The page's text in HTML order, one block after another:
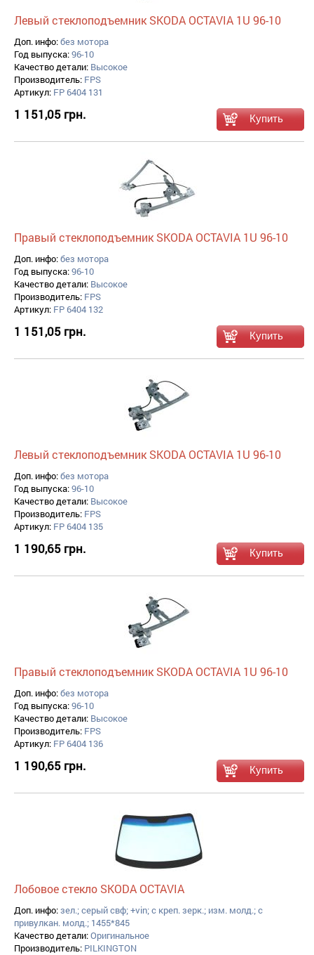
Левый стеклоподъемник SKODA OCTAVIA 1U 96-10
Доп. инфо:без мотора
Год выпуска:96-10
Качество детали: Высокое
Производитель: FPS
Артикул: FP 6404 131
1 151,05 грн.
Правый стеклоподъемник SKODA OCTAVIA 1U 96-10
Доп. инфо:без мотора
Год выпуска:96-10
Качество детали: Высокое
Производитель: FPS
Артикул: FP 6404 132
1 151,05 грн.
Левый стеклоподъемник SKODA OCTAVIA 1U 96-10
Доп. инфо:без мотора
Год выпуска:96-10
Качество детали: Высокое
Производитель: FPS
Артикул: FP 6404 135
1 190,65 грн.
Правый стеклоподъемник SKODA OCTAVIA 1U 96-10
Доп. инфо:без мотора
Год выпуска:96-10
Качество детали: Высокое
Производитель: FPS
Артикул: FP 6404 136
1 190,65 грн.
Лобовое стекло SKODA OCTAVIA
Доп. инфо:зел.; серый свф; +vin; с креп. зерк.; изм. молд.; с
привулкан. молд.; 1455*845
Качество детали:Оригинальное
Производитель: PILKINGTON